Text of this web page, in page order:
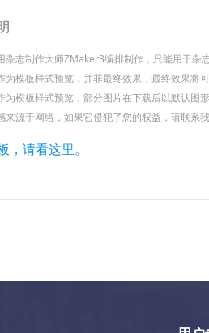
杂志制作大师ZMaker3编排制作，只能用于杂
为模板样式预览，并非最终效果，最终效果将
为模板样式预览，部分图片在下载后以默认图
来源于网络，如果它侵犯了您的权益，请联系
，请看这里。